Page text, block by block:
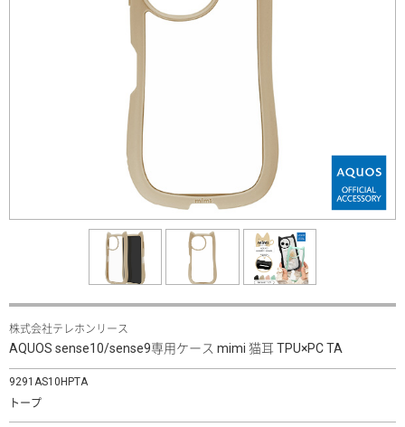
株式会社テレホンリース
AQUOS sense10/sense9専用ケース mimi 猫耳 TPU×PC TA
9291AS10HPTA
トープ